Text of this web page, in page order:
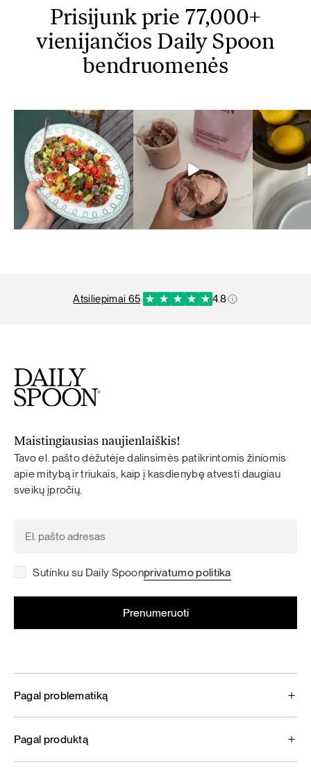
Prisijunk prie 77,000+
vienijančios Daily Spoon
bendruomenės
atsiliepimai 65· 4.8
Maistingiausias naujienlaiškis!
Tavo el. pašto dėžutėje dalinsimės patikrintomis žiniomis
apie mitybą ir triukais, kaip į kasdienybę atvesti daugiau
sveikų įpročių.
Sutinku su Daily Spoonprivatumo politika
Pagal problematiką
Pagal produktą